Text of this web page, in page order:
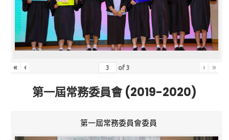
« ‹ of3 › »
第一屆常務委員會 (2019-2020)
第一屆常務委員會委員